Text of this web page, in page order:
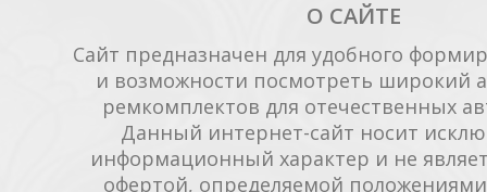
О САЙТЕ
Сайт предназначен для удобного
и возможности посмотреть широкий
ремкомплектов для отечественных
Данный интернет-сайт носит
информационный характер и не
офертой, определяемой положениями